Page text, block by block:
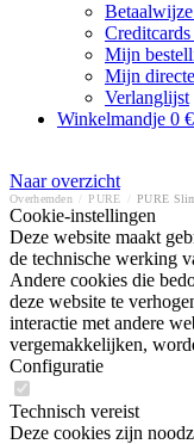
Creditcards
Mijn
Mijn
Verlanglijst
Winkelmandje 0
Naar overzicht
Overhemden PURE PURE
Cookie-instellingen
Deze website maakt
de technische werking
Andere cookies die
deze website te
interactie met andere
vergemakkelijken,
Configuratie
Technisch vereist
Deze cookies zijn